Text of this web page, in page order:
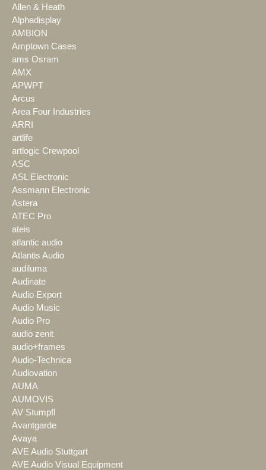
Allen & Heath
Alphadisplay
AMBION
Amptown Cases
ams Osram
AMX
APWPT
Arcus
Area Four Industries
ARRI
artlife
artlogic Crewpool
ASC
ASL Electronic
Assmann Electronic
Astera
ATEC Pro
ateis
atlantic audio
Atlantis Audio
audiluma
Audinate
Audio Export
Audio Music
Audio Pro
audio zenit
audio+frames
Audio-Technica
Audiovation
AUMA
AUMOVIS
AV Stumpfl
Avantgarde
Avaya
AVE Audio Stuttgart
AVE Audio Visual Equipment